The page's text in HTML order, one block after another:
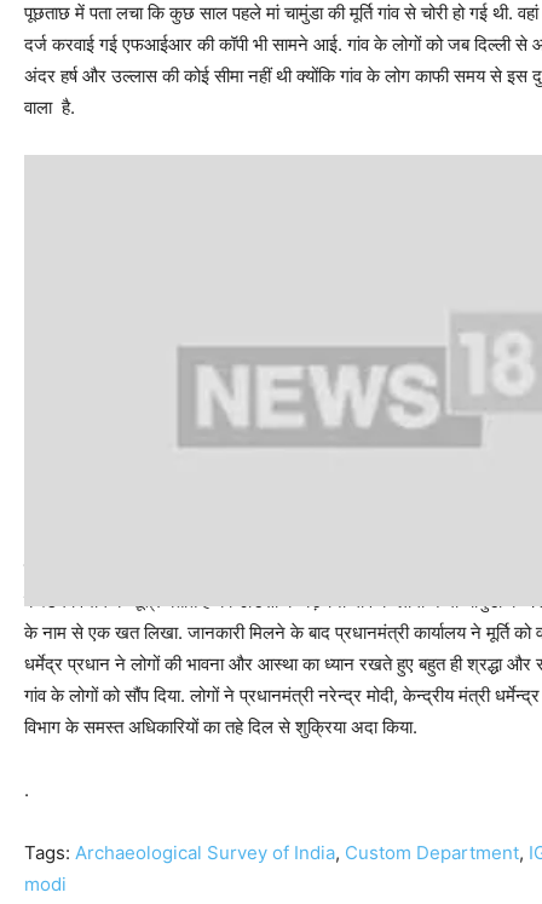
पूछताछ में पता लचा कि कुछ साल पहले मां चामुंडा की मूर्ति गांव से चोरी हो गई थी.
दर्ज करवाई गई एफआईआर की कॉपी भी सामने आई. गांव के लोगों को जब दिल्ली से
अंदर हर्ष और उल्लास की कोई सीमा नहीं थी क्योंकि गांव के लोग काफी समय से इस
वाला है.
कस्टम विभाग के सूत्र बताते हैं की उडिसा के बड़चना गांव के लोगों ने मां चामुंडा के
के नाम से एक खत लिखा. जानकारी मिलने के बाद प्रधानमंत्री कार्यालय ने मूर्ति को
धर्मेद्र प्रधान ने लोगों की भावना और आस्था का ध्यान रखते हुए बहुत ही श्रद्धा
गांव के लोगों को सौंप दिया. लोगों ने प्रधानमंत्री नरेन्द्र मोदी, केन्द्रीय मंत्री
विभाग के समस्त अधिकारियों का तहे दिल से शुक्रिया अदा किया.
.
Tags: Archaeological Survey of India, Custom Department,
modi